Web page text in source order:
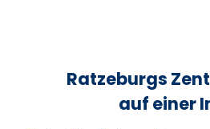
Ratzeburgs
auf einer